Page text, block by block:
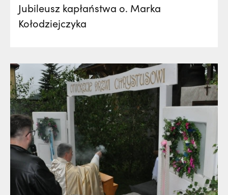
Jubileusz kapłaństwa o. Marka
Kołodziejczyka